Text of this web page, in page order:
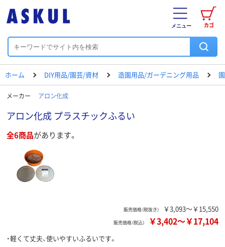
カゴ
メニュー
ホーム DIY用品/園芸/資材 造園用品/ガーデニング用品
メーカー アロン化成
アロン化成 プラスチックふるい
全6商品があります。
販売価格（税抜き） ￥3,093～￥15,550
販売価格（税込） ￥3,402～￥17,104
・軽くて丈夫、使いやすいふるいです。